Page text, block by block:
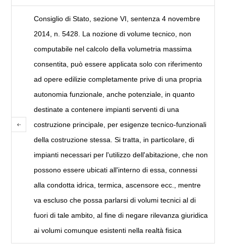
Consiglio di Stato, sezione VI, sentenza 4 novembre
2014, n. 5428. La nozione di volume tecnico, non
computabile nel calcolo della volumetria massima
consentita, può essere applicata solo con riferimento
ad opere edilizie completamente prive di una propria
autonomia funzionale, anche potenziale, in quanto
destinate a contenere impianti serventi di una
costruzione principale, per esigenze tecnico-funzionali
della costruzione stessa. Si tratta, in particolare, di
impianti necessari per l'utilizzo dell'abitazione, che non
possono essere ubicati all'interno di essa, connessi
alla condotta idrica, termica, ascensore ecc., mentre
va escluso che possa parlarsi di volumi tecnici al di
fuori di tale ambito, al fine di negare rilevanza giuridica
ai volumi comunque esistenti nella realtà fisica